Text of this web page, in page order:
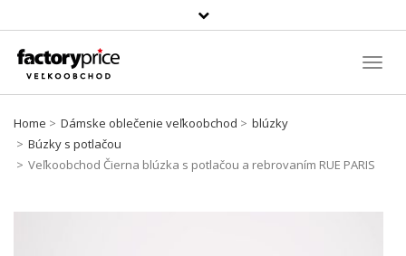
Szukaj
produktu
Home Dámske oblečenie veľkoobchod
blúzky
Búzky s potlačou
Veľkoobchod Čierna blúzka s potlačou a rebrovaním RUE PARIS